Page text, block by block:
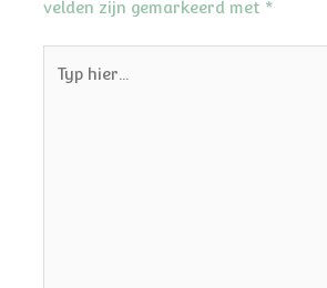
velden zijn gemarkeerd met *